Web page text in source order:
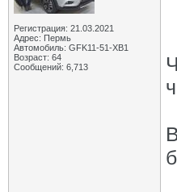
Регистрация: 21.03.2021
Адрес: Пермь
Автомобиль: GFK11-51-ХВ1
Возраст: 64
Сообщений: 6,713